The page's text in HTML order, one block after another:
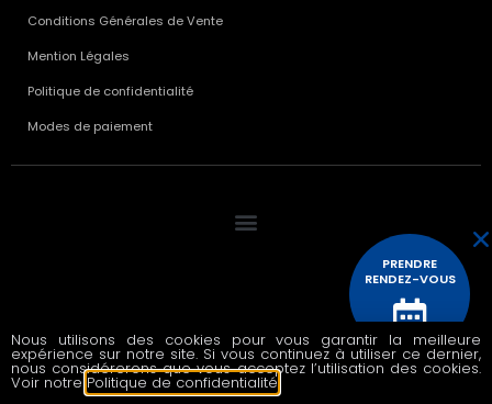
Conditions Générales de Vente
Mention Légales
Politique de confidentialité
Modes de paiement
© 2020 All rights reserved
PRENDRE
RENDEZ-VOUS
CONTACTEZ
Nous utilisons des cookies pour vous garantir la meilleure
expérience sur notre site. Si vous continuez à utiliser ce dernier,
nous considérerons que vous acceptez l’utilisation des cookies.
Voir notre Politique de confidentialité